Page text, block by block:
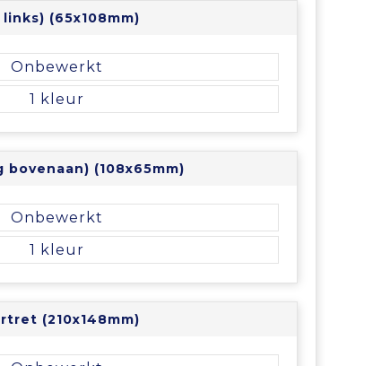
(65x108mm)
Onbewerkt
1
(108x65mm)
Onbewerkt
1
(210x148mm)